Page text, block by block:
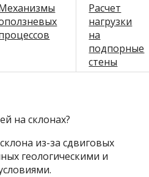
Расчет
нагрузки
на
подпорные
стены
на склонах?
геологическими и